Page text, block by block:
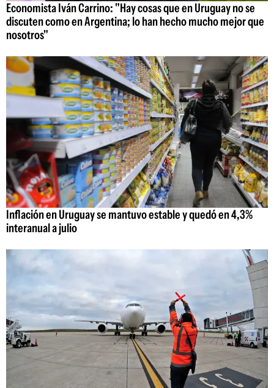
Economista Iván Carrino: "Hay cosas que en Uruguay no se
discuten como en Argentina; lo han hecho mucho mejor que
nosotros"
Inflación en Uruguay se mantuvo estable y quedó en 4,3%
interanual a julio